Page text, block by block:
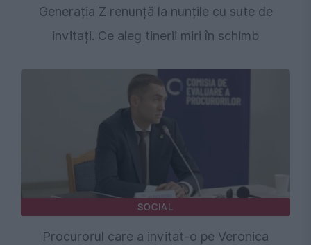
Generația Z renunță la nunțile cu sute de
invitați. Ce aleg tinerii miri în schimb
SOCIAL
Procurorul care a invitat-o pe Veronica